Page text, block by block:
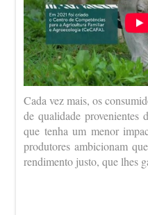
Cada vez mais, os
de qualidade provenientes
que tenha um menor
produtores ambicionam
rendimento justo, que lhes